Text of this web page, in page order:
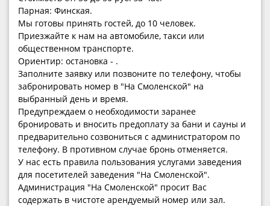
Парная: Финская.
Мы готовы принять гостей, до 10 человек.
Приезжайте к нам на автомобиле, такси или
общественном транспорте.
Ориентир: остановка - .
Заполните заявку или позвоните по телефону, чтобы
забронировать номер в "На Смоленской" на
выбранный день и время.
Предупреждаем о необходимости заранее
бронировать и вносить предоплату за бани и сауны и
предварительно созвониться с администратором по
телефону. В противном случае бронь отменяется.
У нас есть правила пользования услугами заведения
для посетителей заведения "На Смоленской".
Администрация "На Смоленской" просит Вас
содержать в чистоте арендуемый номер или зал.